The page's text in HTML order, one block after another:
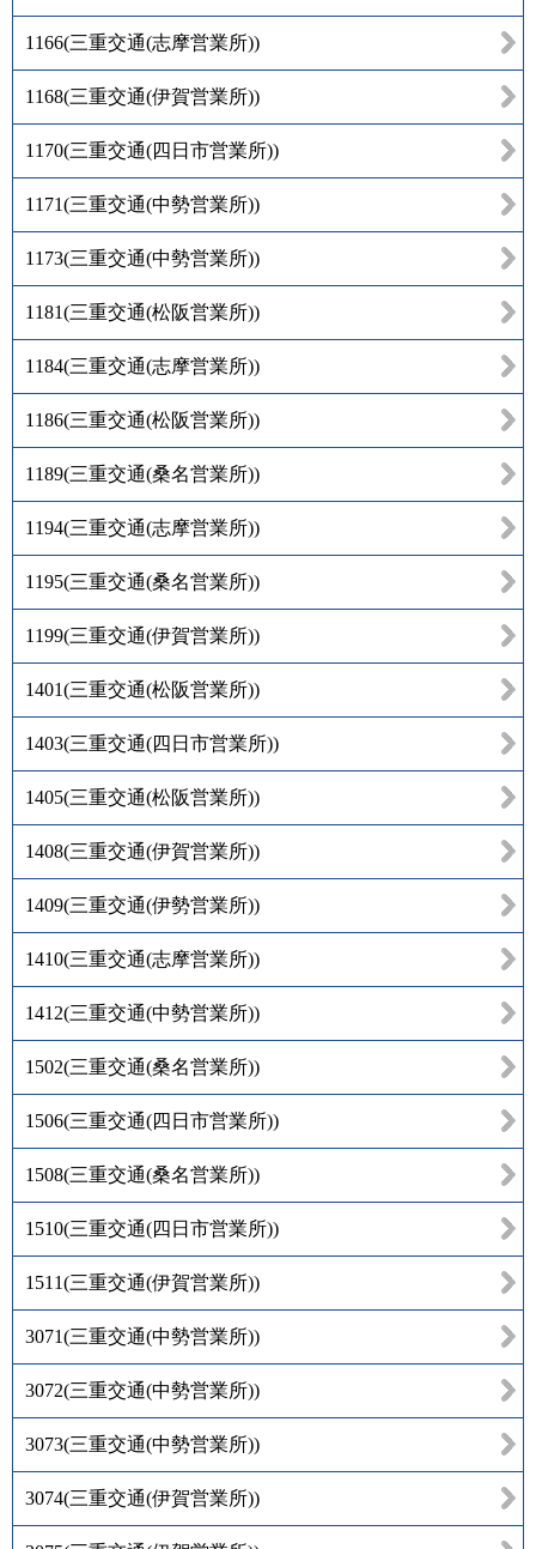
1166(三重交通(志摩営業所))
1168(三重交通(伊賀営業所))
1170(三重交通(四日市営業所))
1171(三重交通(中勢営業所))
1173(三重交通(中勢営業所))
1181(三重交通(松阪営業所))
1184(三重交通(志摩営業所))
1186(三重交通(松阪営業所))
1189(三重交通(桑名営業所))
1194(三重交通(志摩営業所))
1195(三重交通(桑名営業所))
1199(三重交通(伊賀営業所))
1401(三重交通(松阪営業所))
1403(三重交通(四日市営業所))
1405(三重交通(松阪営業所))
1408(三重交通(伊賀営業所))
1409(三重交通(伊勢営業所))
1410(三重交通(志摩営業所))
1412(三重交通(中勢営業所))
1502(三重交通(桑名営業所))
1506(三重交通(四日市営業所))
1508(三重交通(桑名営業所))
1510(三重交通(四日市営業所))
1511(三重交通(伊賀営業所))
3071(三重交通(中勢営業所))
3072(三重交通(中勢営業所))
3073(三重交通(中勢営業所))
3074(三重交通(伊賀営業所))